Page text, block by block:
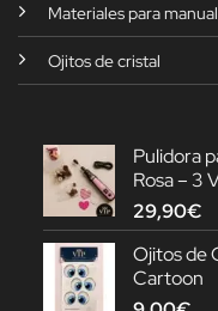
Materiales para
Ojitos de cristal
Pulidora
Rosa – 3
29,90€
Ojitos de
Cartoon